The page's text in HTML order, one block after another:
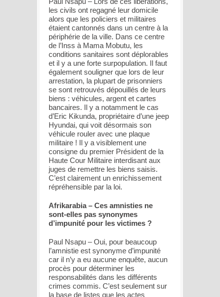
les civils ont regagné leur domicile
alors que les policiers et militaires
étaient cantonnés dans un centre à la
périphérie de la ville. Dans ce centre
de l’Inss à Mama Mobutu, les
conditions sanitaires sont déplorables
et il y a une forte surpopulation. Il faut
également souligner que lors de leur
arrestation, la plupart de prisonniers
se sont retrouvés dépouillés de leurs
biens : véhicules, argent et cartes
bancaires. Il y a notamment le cas
d’Eric Kikunda, propriétaire d’une jeep
Hyundai, qui voit désormais son
véhicule rouler avec une plaque
militaire ! Il y a visiblement une
consigne du premier Président de la
Haute Cour Militaire interdisant aux
juges de remettre les biens saisis.
C’est clairement un enrichissement
répréhensible par la loi.
Afrikarabia – Ces amnisties ne
sont-elles pas synonymes
d’impunité pour les victimes ?
Paul Nsapu – Oui, pour beaucoup
l’amnistie est synonyme d’impunité
car il n’y a eu aucune enquête, aucun
procès pour déterminer les
responsabilités dans les différents
crimes commis. C’est seulement sur
la base de listes que les actes